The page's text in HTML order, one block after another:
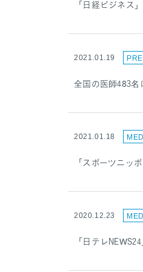
「日経ビジネス
2021.01.19
全国の医師483
2021.01.18
「スポーツニッ
2020.12.23
「日テレ